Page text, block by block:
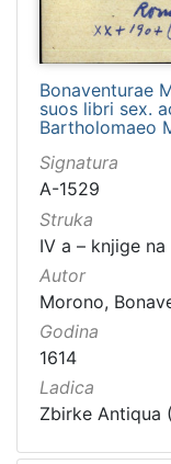
Bonaventurae
suos libri sex.
Bartholomaeo
Signatura
A-1529
Struka
IV a – knjige
Autor
Morono,
Godina
1614
Ladica
Zbirke Antiqua